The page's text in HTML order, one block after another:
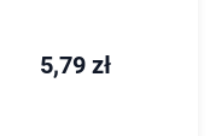
5,79 zł